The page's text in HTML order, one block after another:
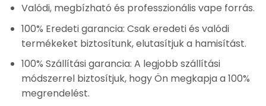
Valódi, megbízható és professzionális vape forrás.
100% Eredeti garancia: Csak eredeti és valódi
termékeket biztosítunk, elutasítjuk a hamisítást.
100% Szállítási garancia: A legjobb szállítási
módszerrel biztosítjuk, hogy Ön megkapja a 100%
megrendelést.